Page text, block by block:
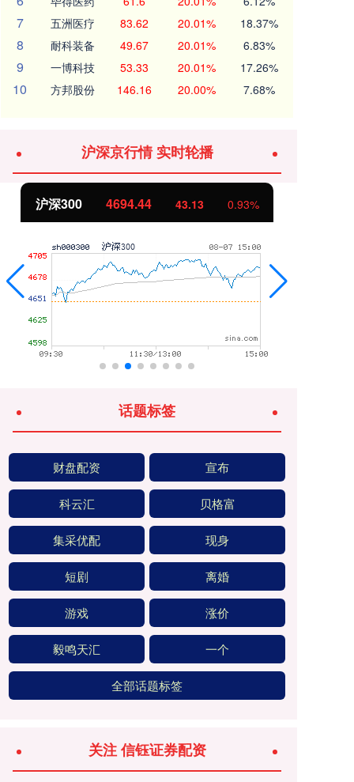
7 五洲医疗 83.62 20.01% 18.37%
8 耐科装备 49.67 20.01% 6.83%
9 一博科技 53.33 20.01% 17.26%
10 方邦股份 146.16 20.00% 7.68%
沪深京行情 实时轮播
北证50 1134.24 11.37 1.01%
话题标签
财盘配资 宣布
科云汇 贝格富
集采优配 现身
短剧 离婚
游戏 涨价
毅鸣天汇 一个
全部话题标签
关注 信钰证券配资